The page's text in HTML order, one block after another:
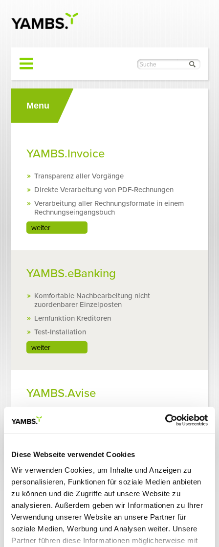
Diese Webseite verwendet Cookies
Wir verwenden Cookies, um Inhalte und Anzeigen zu
personalisieren, Funktionen für soziale Medien anbieten
zu können und die Zugriffe auf unsere Website zu
analysieren. Außerdem geben wir Informationen zu Ihrer
Verwendung unserer Website an unsere Partner für
soziale Medien, Werbung und Analysen weiter. Unsere
Partner führen diese Informationen möglicherweise mit
Menu
YAMBS.Invoice
Transparenz aller Vorgänge
Direkte Verarbeitung von PDF-Rechnungen
Verarbeitung aller Rechnungsformate in einem
Rechnungseingangsbuch
weiter
YAMBS.eBanking
Komfortable Nachbearbeitung nicht
zuordenbarer Einzelposten
Lernfunktion Kreditoren
Test-Installation
weiter
YAMBS.Avise
Deutlich verkürzte Bearbeitungszeiten
weiter
YAMBS.Konverter
Erfüllt alle Vorgaben der EN 16931
Verarbeitet Eingangs- und Ausgangsrechnungen